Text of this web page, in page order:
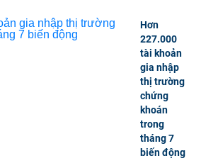
Hơn
227.000
tài khoản
gia nhập
thị trường
chứng
khoán
trong
tháng 7
biến động